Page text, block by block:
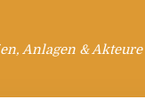
Anlagen &